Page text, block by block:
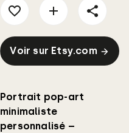
Voir sur Etsy.com
Portrait pop-art
minimaliste
personnalisé –